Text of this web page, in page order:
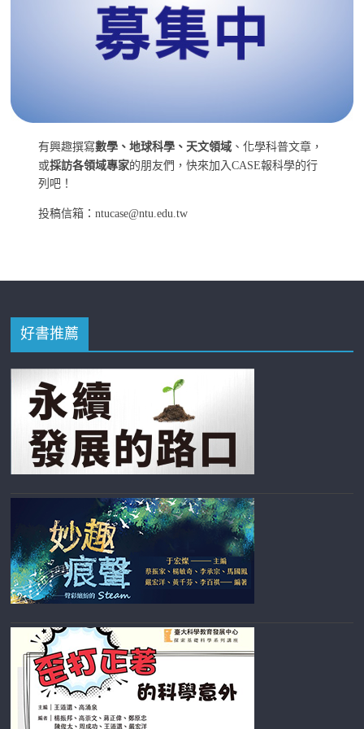
有興趣撰寫數學、地球科學、天文領域 、化學科普文章，
或採訪各領域專家的朋友們，快來加入CASE報科學的行
列吧！
投稿信箱：ntucase@ntu.edu.tw
好書推薦